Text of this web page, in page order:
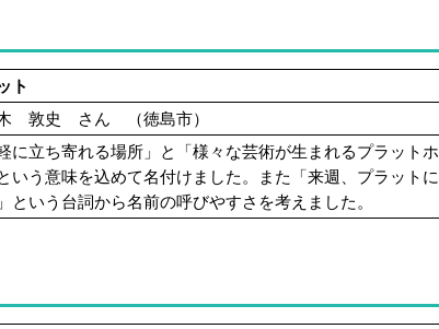
ト
敦史 さん （徳島市）
軽に立ち寄れる場所」と「様々な芸術が生まれるプラット
いう意味を込めて名付けました。また「来週、プラット
という台詞から名前の呼びやすさを考えました。